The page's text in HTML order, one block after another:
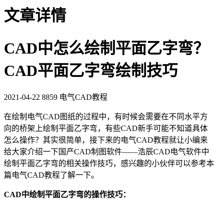
文章详情
CAD中怎么绘制平面乙字弯？
CAD平面乙字弯绘制技巧
2021-04-22 8859 电气CAD教程
在绘制电气CAD 图纸的过程中，有时候会需要在不同水平方
向的桥架上绘制平面乙字弯，有些CAD新手可能不知道具体
怎么操作？其实很简单，接下来的电气CAD教程就让小编来
给大家介绍一下国产CAD制图软件——浩辰CAD电气软件中
绘制平面乙字弯的相关操作技巧，感兴趣的小伙伴可以参考本
篇电气CAD教程了解一下。
CAD中绘制平面乙字弯的操作技巧：